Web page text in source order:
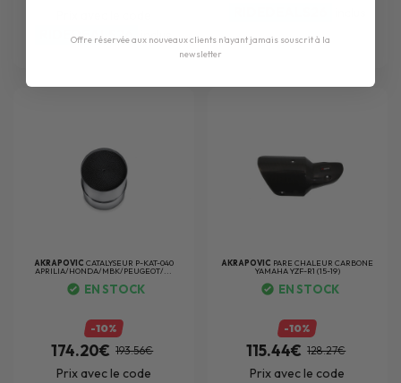
RIDEDEALS26 inclus
AKRAPOVIC CATALYSEUR P-KAT-040
APRILIA/HONDA/MBK/PEUGEOT/...
EN STOCK
-10%
174.20€ 193.56€
Prix avec le code
AKRAPOVIC PARE CHALEUR CARBONE
YAMAHA YZF-R1 (15-19)
EN STOCK
-10%
115.44€ 128.27€
Prix avec le code
Offre réservée aux nouveaux clients n'ayant jamais souscrit à la
newsletter